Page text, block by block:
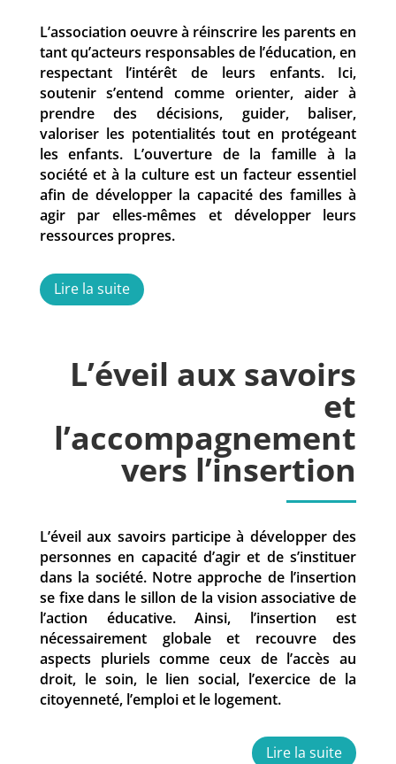
L’association oeuvre à réinscrire les parents en
tant qu’acteurs responsables de l’éducation, en
respectant l’intérêt de leurs enfants. Ici,
soutenir s’entend comme orienter, aider à
prendre des décisions, guider, baliser,
valoriser les potentialités tout en protégeant
les enfants. L’ouverture de la famille à la
société et à la culture est un facteur essentiel
afin de développer la capacité des familles à
agir par elles-mêmes et développer leurs
ressources propres.
Lire la suite
L’éveil aux savoirs
et
l’accompagnement
vers l’insertion
L’éveil aux savoirs participe à développer des
personnes en capacité d’agir et de s’instituer
dans la société. Notre approche de l’insertion
se fixe dans le sillon de la vision associative de
l’action éducative. Ainsi, l’insertion est
nécessairement globale et recouvre des
aspects pluriels comme ceux de l’accès au
droit, le soin, le lien social, l’exercice de la
citoyenneté, l’emploi et le logement.
Lire la suite